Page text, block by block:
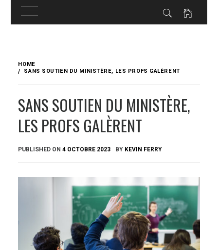
content
HOME
SANS SOUTIEN DU MINISTÈRE, LES PROFS GALÈRENT
SANS SOUTIEN DU MINISTÈRE,
LES PROFS GALÈRENT
PUBLISHED ON4 OCTOBRE 2023 BY KEVIN FERRY